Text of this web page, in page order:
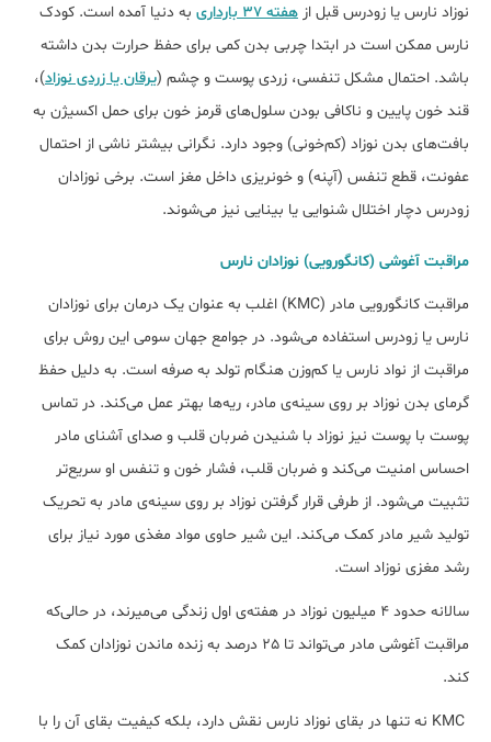
نوزاد نارس یا زودرس قبل از هفته 37 بارداری
به دنیا آمده است. کودک
نارس ممکن است در ابتدا چربی بدن کمی برای حفظ حرارت بدن داشته
باشد. احتمال مشکل تنفسی، زردی پوست و چشم (یرقان یا زردی نوزاد)،
قند خون پایین و ناکافی بودن سلول‌های قرمز خون برای حمل اکسیژن به
بافت‌های بدن نوزاد (کم‌خونی) وجود دارد. نگرانی بیشتر ناشی از احتمال
عفونت، قطع تنفس (آپنه) و خونریزی داخل مغز است. برخی نوزادان
زودرس دچار اختلال شنوایی یا بینایی نیز می‌شوند.
مراقبت آغوشی (کانگورویی) نوزادان نارس
مراقبت کانگورویی مادر (KMC) اغلب به عنوان یک درمان برای نوزادان
نارس یا زودرس استفاده می‌شود. در جوامع جهان سومی این روش برای
مراقبت از نواد نارس یا کم‌وزن هنگام تولد به صرفه است. به دلیل حفظ
گرمای بدن نوزاد بر روی سینه‌ی مادر، ریه‌ها بهتر عمل می‌کند. در تماس
پوست با پوست نیز نوزاد با شنیدن ضربان قلب و صدای آشنای مادر
احساس امنیت می‌کند و ضربان قلب، فشار خون و تنفس او سریع‌تر
تثبیت می‌شود. از طرفی قرار گرفتن نوزاد بر روی سینه‌ی مادر به تحریک
تولید شیر مادر کمک می‌کند. این شیر حاوی مواد مغذی مورد نیاز برای
رشد مغزی نوزاد است.
سالانه حدود 4 میلیون نوزاد در هفته‌ی اول زندگی می‌میرند، در حالی‌که
مراقبت آغوشی مادر می‌تواند تا 25 درصد به زنده ماندن نوزادان کمک
کند.
KMC نه تنها در بقای نوزاد نارس نقش دارد، بلکه کیفیت بقای آن را با